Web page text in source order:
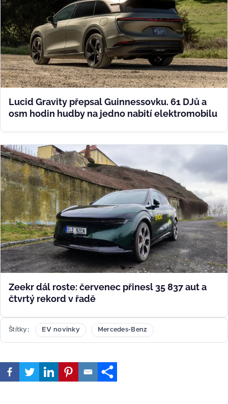
Lucid Gravity přepsal Guinnessovku. 61 DJů a
osm hodin hudby na jedno nabití elektromobilu
Zeekr dál roste: červenec přinesl 35 837 aut a
čtvrtý rekord v řadě
Štítky EV novinky Mercedes-Benz